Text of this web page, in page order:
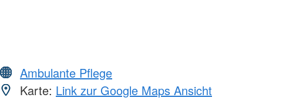
Ambulante Pflege
Karte: Link zur Google Maps Ansicht